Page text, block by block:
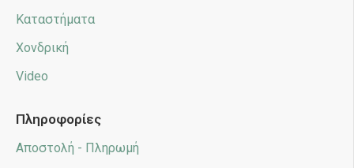
Καταστήματα
Χονδρική
Video
Πληροφορίες
Αποστολή - Πληρωμή